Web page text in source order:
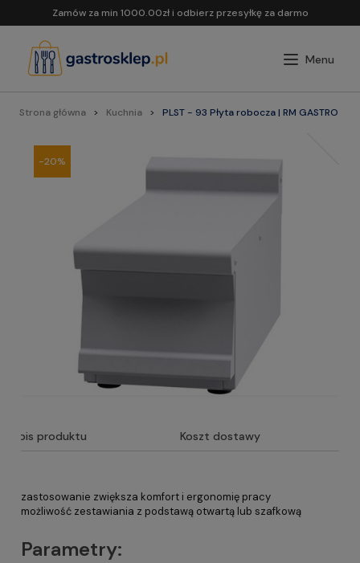
Zamów za min 1000.00zł i odbierz przesyłkę za darmo
Strona główna Kuchnia PLST - 93 Płyta robocza | RM GASTRO
-20%
Opis produktu Koszt dostawy
zastosowanie zwiększa komfort i ergonomię pracy
możliwość zestawiania z podstawą otwartą lub szafkową
Parametry: